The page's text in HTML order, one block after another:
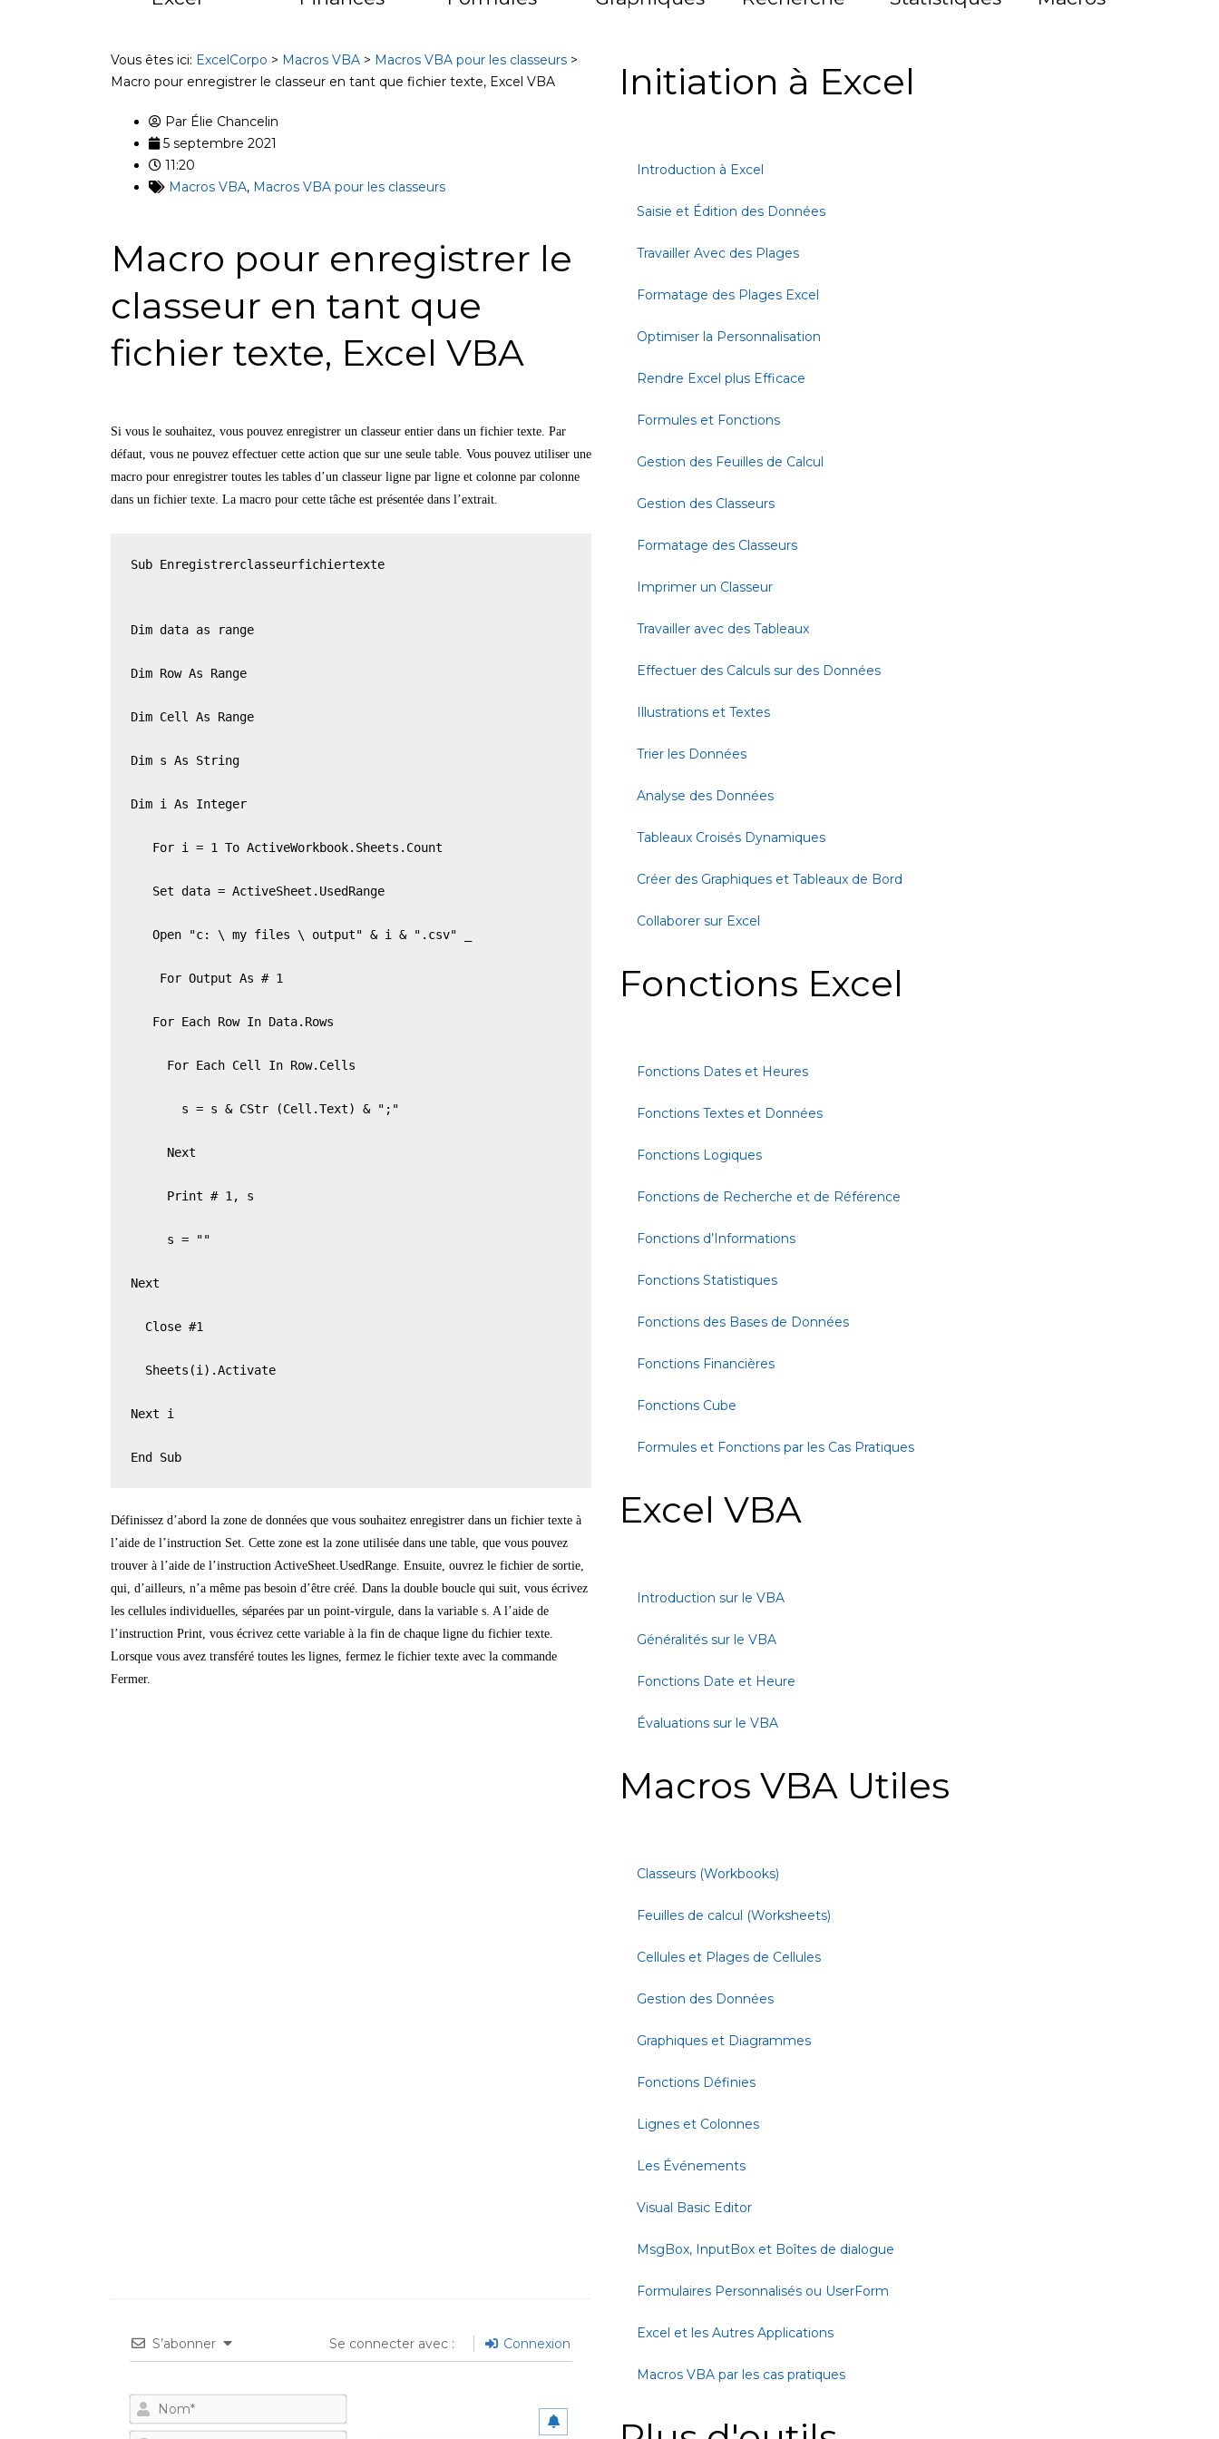
Vous êtes ici: ExcelCorpo > Macros VBA > Macros VBA pour les classeurs >
Macro pour enregistrer le classeur en tant que fichier texte, Excel VBA
Par Élie Chancelin
5 septembre 2021
11:20
Macros VBA, Macros VBA pour les classeurs
Macro pour enregistrer le
classeur en tant que
fichier texte, Excel VBA
Si vous le souhaitez, vous pouvez enregistrer un classeur entier dans un fichier texte. Par
défaut, vous ne pouvez effectuer cette action que sur une seule table. Vous pouvez utiliser une
macro pour enregistrer toutes les tables d’un classeur ligne par ligne et colonne par colonne
dans un fichier texte. La macro pour cette tâche est présentée dans l’extrait.
Sub Enregistrerclasseurfichiertexte
Dim data as range
Dim Row As Range
Dim Cell As Range
Dim s As String
Dim i As Integer
For i = 1 To ActiveWorkbook.Sheets.Count
Set data = ActiveSheet.UsedRange
Open "c: \ my files \ output" & i & ".csv" _
For Output As # 1
For Each Row In Data.Rows
For Each Cell In Row.Cells
s = s & CStr (Cell.Text) & ";"
Next
Print # 1, s
s = ""
Next
Close #1
Sheets(i).Activate
Next i
End Sub
Définissez d’abord la zone de données que vous souhaitez enregistrer dans un fichier texte à
l’aide de l’instruction Set. Cette zone est la zone utilisée dans une table, que vous pouvez
trouver à l’aide de l’instruction ActiveSheet.UsedRange. Ensuite, ouvrez le fichier de sortie,
qui, d’ailleurs, n’a même pas besoin d’être créé. Dans la double boucle qui suit, vous écrivez
les cellules individuelles, séparées par un point-virgule, dans la variable s. A l’aide de
l’instruction Print, vous écrivez cette variable à la fin de chaque ligne du fichier texte.
Lorsque vous avez transféré toutes les lignes, fermez le fichier texte avec la commande
Fermer.
S’abonner Se connecter avec : Connexion
Nom*
Initiation à Excel
Introduction à Excel
Saisie et Édition des Données
Travailler Avec des Plages
Formatage des Plages Excel
Optimiser la Personnalisation
Rendre Excel plus Efficace
Formules et Fonctions
Gestion des Feuilles de Calcul
Gestion des Classeurs
Formatage des Classeurs
Imprimer un Classeur
Travailler avec des Tableaux
Effectuer des Calculs sur des Données
Illustrations et Textes
Trier les Données
Analyse des Données
Tableaux Croisés Dynamiques
Créer des Graphiques et Tableaux de Bord
Collaborer sur Excel
Fonctions Excel
Fonctions Dates et Heures
Fonctions Textes et Données
Fonctions Logiques
Fonctions de Recherche et de Référence
Fonctions d’Informations
Fonctions Statistiques
Fonctions des Bases de Données
Fonctions Financières
Fonctions Cube
Formules et Fonctions par les Cas Pratiques
Excel VBA
Introduction sur le VBA
Généralités sur le VBA
Fonctions Date et Heure
Évaluations sur le VBA
Macros VBA Utiles
Classeurs (Workbooks)
Feuilles de calcul (Worksheets)
Cellules et Plages de Cellules
Gestion des Données
Graphiques et Diagrammes
Fonctions Définies
Lignes et Colonnes
Les Événements
Visual Basic Editor
MsgBox, InputBox et Boîtes de dialogue
Formulaires Personnalisés ou UserForm
Excel et les Autres Applications
Macros VBA par les cas pratiques